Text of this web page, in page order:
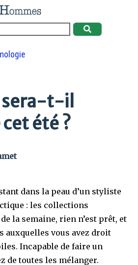
sera-t-il
été ?
dans la peau d’un styliste
: les collections
la semaine, rien n’est prêt, et
auxquelles vous avez droit
Incapable de faire un
de toutes les mélanger.